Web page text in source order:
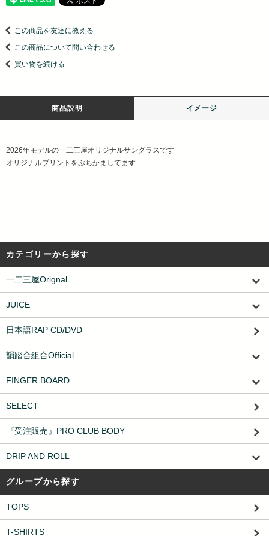
この商品を友達に教える
この商品について問い合わせる
買い物を続ける
商品説明 イメージ
2026年モデルの一二三屋オリジナルサングラスです
オリジナルプリントをぶちかましてます
カテゴリーから探す
一二三屋Orignal
JUICE
日本語RAP CD/DVD
韻踏合組合Official
FINGER BOARD
SELECT
『受注販売』PRO CLUB BODY
DRIP AND ROLL
グループから探す
TOPS
T-SHIRTS